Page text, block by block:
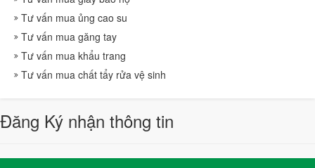
Tư vấn mua ủng cao su
Tư vấn mua găng tay
Tư vấn mua khẩu trang
Tư vấn mua chất tẩy rửa vệ sinh
Đăng Ký nhận thông tin